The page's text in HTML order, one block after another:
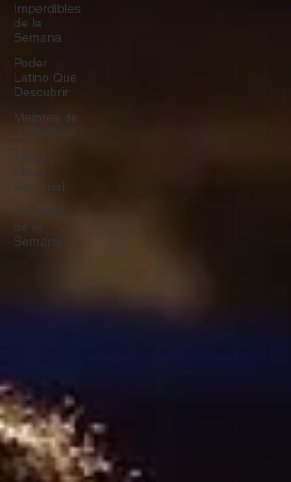
Imperdibles
de la
Semana
Poder
Latino Que
Descubrir
Mejores de
la Semana
Talento
Semanal
de la
Semana